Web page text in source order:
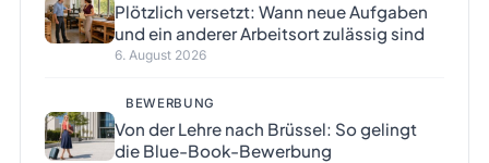
Plötzlich versetzt: Wann neue Aufgaben
und ein anderer Arbeitsort zulässig sind
6. August 2026
BEWERBUNG
Von der Lehre nach Brüssel: So gelingt
die Blue-Book-Bewerbung